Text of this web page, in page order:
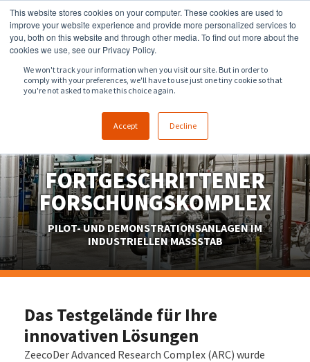
This website stores cookies on your computer. These cookies are used to
improve your website experience and provide more personalized services to
you, both on this website and through other media. To find out more about the
cookies we use, see our Privacy Policy.
We won't track your information when you visit our site. But in order to
comply with your preferences, we'll have to use just one tiny cookie so that
you're not asked to make this choice again.
Accept Decline
918.258.8551 sales@zeeco.com
FORTGESCHRITTENER
FORSCHUNGSKOMPLEX
PILOT- UND DEMONSTRATIONSANLAGEN IM
INDUSTRIELLEN MASSSTAB
Das Testgelände für Ihre
innovativen Lösungen
ZeecoDer Advanced Research Complex (ARC) wurde